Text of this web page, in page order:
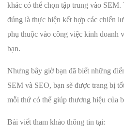
khác có thể chọn tập trung vào
đúng là thực hiện kết hợp các chiến
phụ thuộc vào công việc kinh doanh
bạn.
Nhưng bây giờ bạn đã biết những
SEM và SEO, bạn sẽ được trang bị
mỗi thứ có thể giúp thương hiệu của
Bài viết tham khảo thông tin tại: